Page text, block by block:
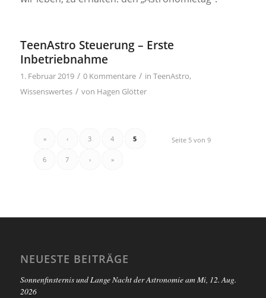
TeenAstro Steuerung – Erste
Inbetriebnahme
1. Februar 2019 / 0 Kommentare / in TeenAstro,
Wissenswertes / von Hagen Glötter
Seite 5 von 9
« ‹ 3 4 5
6 7 › »
NEUESTE BEITRÄGE
Sonnenfinsternis und Lange Nacht der Astronomie am Mi, 12. Aug.
2026